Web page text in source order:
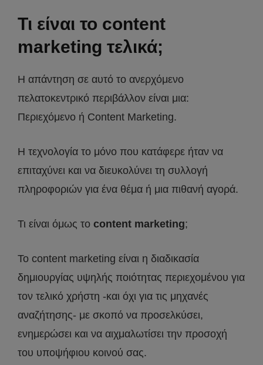
Τι είναι το content
marketing τελικά;
Η απάντηση σε αυτό το ανερχόμενο
πελατοκεντρικό περιβάλλον είναι μια:
Περιεχόμενο ή Content Marketing.
Η τεχνολογία το μόνο που κατάφερε ήταν να
επιταχύνει και να διευκολύνει τη συλλογή
πληροφοριών για ένα θέμα ή μια πιθανή αγορά.
Τι είναι όμως το content marketing;
Το content marketing είναι η διαδικασία
δημιουργίας υψηλής ποιότητας περιεχομένου για
τον τελικό χρήστη -και όχι για τις μηχανές
αναζήτησης- με σκοπό να προσελκύσει,
ενημερώσει και να αιχμαλωτίσει την προσοχή
του υποψήφιου κοινού σας.